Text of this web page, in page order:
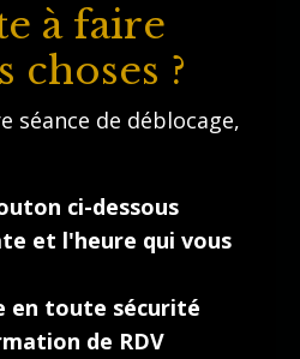
à faire
choses ?
séance de déblocage,
ci-dessous
et l'heure qui vous
en toute sécurité
de RDV